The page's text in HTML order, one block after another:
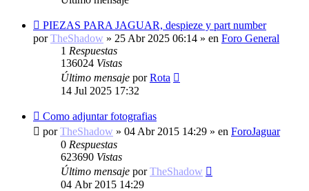
PIEZAS PARA JAGUAR, despieze y part number
porTheShadow » 25 Abr 2025 06:14 » en Foro General
1 Respuestas
136024 Vistas
Último mensaje porRota
14 Jul 2025 17:32
Como adjuntar fotografias
porTheShadow » 04 Abr 2015 14:29 » en ForoJaguar
0 Respuestas
623690 Vistas
Último mensaje porTheShadow
04 Abr 2015 14:29